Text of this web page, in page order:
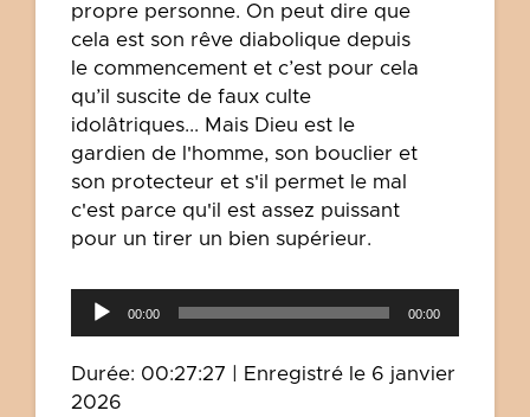
propre personne. On peut dire que
cela est son rêve diabolique depuis
le commencement et c’est pour cela
qu’il suscite de faux culte
idolâtriques... Mais Dieu est le
gardien de l'homme, son bouclier et
son protecteur et s'il permet le mal
c'est parce qu'il est assez puissant
pour un tirer un bien supérieur.
00:00 00:00
Durée: 00:27:27
Enregistré le 6 janvier
2026